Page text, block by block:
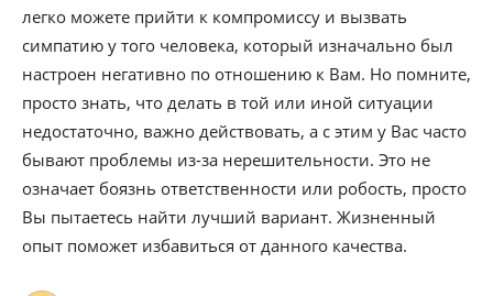
легко можете прийти к компромиссу и вызвать
симпатию у того человека, который изначально был
настроен негативно по отношению к Вам. Но помните,
просто знать, что делать в той или иной ситуации
недостаточно, важно действовать, а с этим у Вас часто
бывают проблемы из-за нерешительности. Это не
означает боязнь ответственности или робость, просто
Вы пытаетесь найти лучший вариант. Жизненный
опыт поможет избавиться от данного качества.